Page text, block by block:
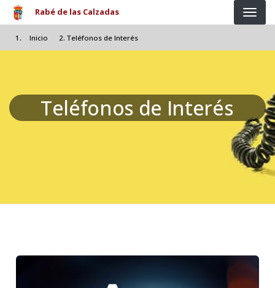
Pasar al contenido principal
Rabé de las Calzadas
Inicio Teléfonos de Interés
Teléfonos de Interés